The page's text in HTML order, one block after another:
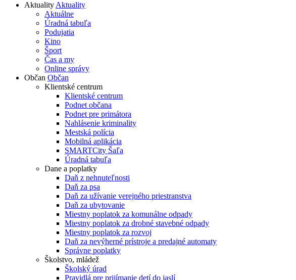
AktualityAktuality
Aktuálne
Úradná tabuľa
Podujatia
Kino
Šport
Čas a my
Online správy
Občan Občan
Klientské centrum
Klientské centrum
Podnet občana
Podnet pre primátora
Nahlásenie kriminality
Mestská polícia
Mobilná aplikácia
SMARTCity Šaľa
Úradná tabuľa
Dane a poplatky
Daň z nehnuteľnosti
Daň za psa
Daň za užívanie verejného priestranstva
Daň za ubytovanie
Miestny poplatok za komunálne odpady
Miestny poplatok za drobné stavebné odpady
Miestny poplatok za rozvoj
Daň za nevýherné prístroje a predajné automaty
Správne poplatky
Školstvo, mládež
Školský úrad
Pravidlá pre prijímanie detí do jaslí